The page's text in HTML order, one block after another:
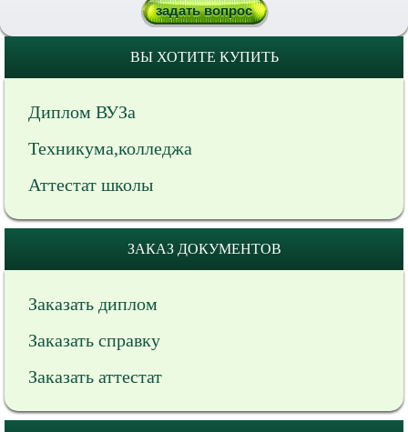
ВЫ ХОТИТЕ КУПИТЬ
Диплом ВУЗа
Техникума,колледжа
Аттестат школы
ЗАКАЗ ДОКУМЕНТОВ
Заказать диплом
Заказать справку
Заказать аттестат